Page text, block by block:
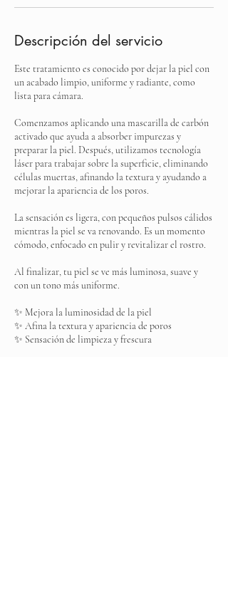
Descripción del servicio
Este tratamiento es conocido por dejar la piel con
un acabado limpio, uniforme y radiante, como
lista para cámara.
Comenzamos aplicando una mascarilla de carbón
activado que ayuda a absorber impurezas y
preparar la piel. Después, utilizamos tecnología
láser para trabajar sobre la superficie, eliminando
células muertas, afinando la textura y ayudando a
mejorar la apariencia de los poros.
La sensación es ligera, con pequeños pulsos cálidos
mientras la piel se va renovando. Es un momento
cómodo, enfocado en pulir y revitalizar el rostro.
Al finalizar, tu piel se ve más luminosa, suave y
con un tono más uniforme.
✨ Mejora la luminosidad de la piel
✨ Afina la textura y apariencia de poros
✨ Sensación de limpieza y frescura